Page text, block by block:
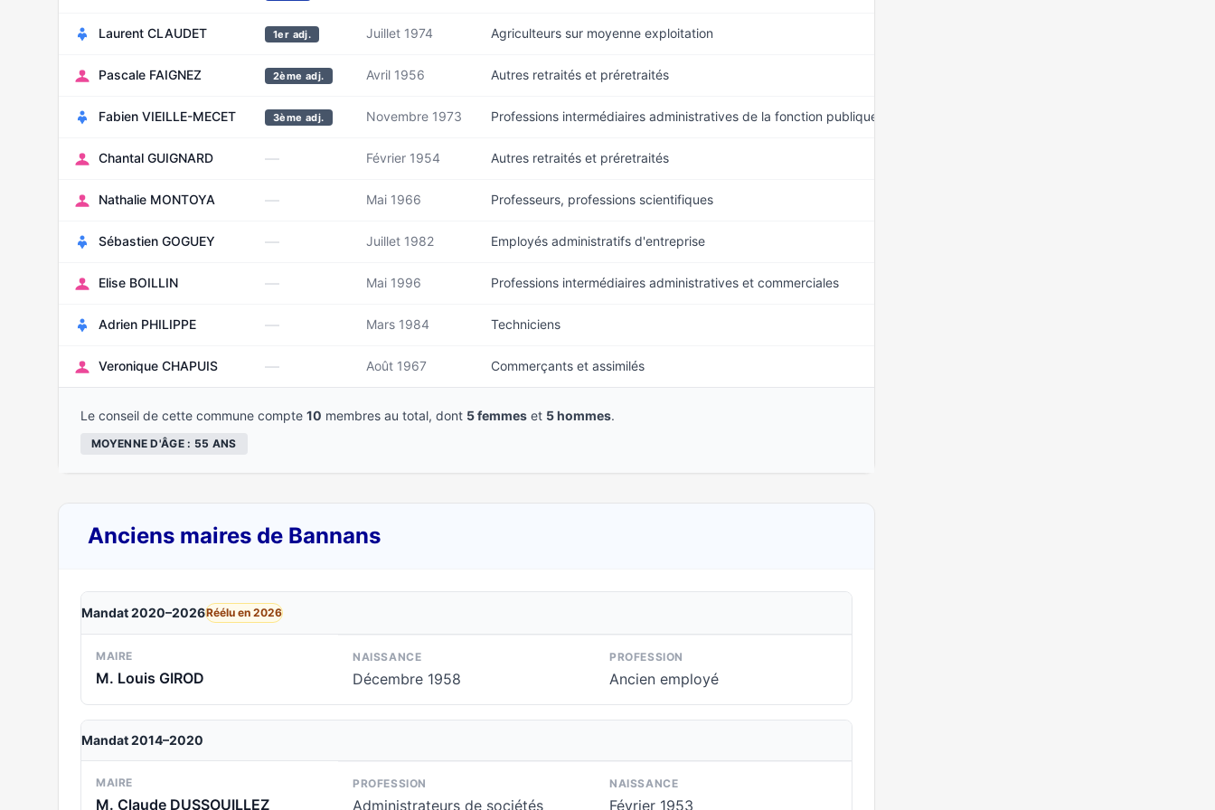
Laurent CLAUDET 1er adj. Juillet 1974 Agriculteurs sur moyenne exploitation
Pascale FAIGNEZ 2ème adj. Avril 1956 Autres retraités et préretraités
Fabien VIEILLE-MECET 3ème adj. Novembre 1973 Professions intermédiaires administratives de la fonction publique
Chantal GUIGNARD — Février 1954 Autres retraités et préretraités
Nathalie MONTOYA — Mai 1966 Professeurs, professions scientifiques
Sébastien GOGUEY — Juillet 1982 Employés administratifs d'entreprise
Elise BOILLIN — Mai 1996 Professions intermédiaires administratives et commerciales
Adrien PHILIPPE — Mars 1984 Techniciens
Veronique CHAPUIS — Août 1967 Commerçants et assimilés
Le conseil de cette commune compte 10 membres au total, dont 5 femmes et 5 hommes.
MOYENNE D'ÂGE : 55 ANS
Anciens maires de Bannans
Mandat 2020–2026Réélu en 2026
MAIRE
M. Louis GIROD
NAISSANCE
Décembre 1958
PROFESSION
Ancien employé
Mandat 2014–2020
MAIRE
M. Claude DUSSOUILLEZ
PROFESSION
Administrateurs de sociétés
NAISSANCE
Février 1953